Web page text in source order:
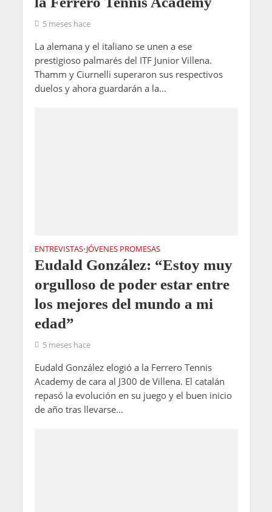
5 meses hace
La alemana y el italiano se unen a ese
prestigioso palmarés del ITF Junior Villena.
Thamm y Ciurnelli superaron sus respectivos
duelos y ahora guardarán a la...
ENTREVISTAS•JÓVENES PROMESAS
Eudald González: “Estoy muy
orgulloso de poder estar entre
los mejores del mundo a mi
edad”
5 meses hace
Eudald González elogió a la Ferrero Tennis
Academy de cara al J300 de Villena. El catalán
repasó la evolución en su juego y el buen inicio
de año tras llevarse...